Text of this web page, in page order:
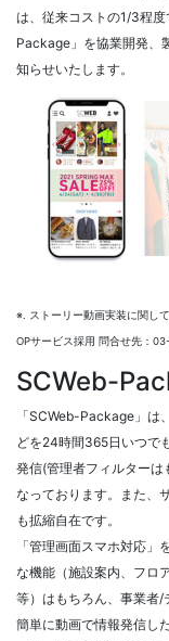
SERVICE 事業
PRIVACY
SECURITY
は、従来コストの1/3程
Package」を協業開発、
知らせいたします。
※. ストーリー動画実装に関し
OPサービス採用 問合せ先：
SCWeb-
「SCWeb-Package」は
どを24時間365日いつで
発信(管理者フィルターは
なっております。また、
も拡縮自在です。
「管理画面スマホ対応
な機能（施設案内、フロ
等）はもちろん、事業者/
簡単に動画で情報発信し